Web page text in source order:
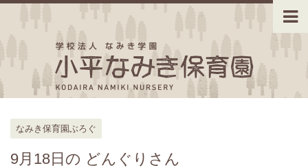
なみき保育園ぶろぐ
9月18日の どんぐりさん